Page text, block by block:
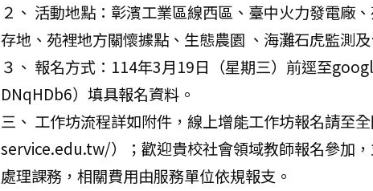
２、 活動地點：彰濱工業區線西區、臺中火力發電廠
存地、苑裡地方關懷據點、生態農園 、海灘石虎監測
３、 報名方式：114年3月19日（星期三）前逕至
DNqHDb6）填具報名資料。
三、 工作坊流程詳如附件，線上增能工作坊報名請
service.edu.tw/）；歡迎貴校社會領域教師報名參加
處理課務，相關費用由服務單位依規報支。